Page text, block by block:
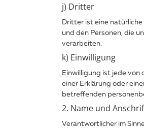
j) Dritter
Dritter ist eine
und den Personen, die
verarbeiten.
k) Einwilligung
Einwilligung ist jede von
einer Erklärung oder
betreffenden
2. Name und
Verantwortlicher im